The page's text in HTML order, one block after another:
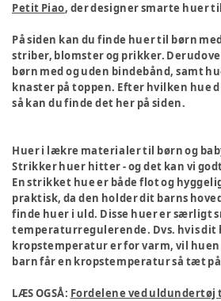
Petit Piao, der designer smarte huer
På siden kan du finde huer til børn
striber, blomster og prikker.
børn med og uden bindebånd, samt
knaster på toppen. Efter hvilken hue
så kan du finde det her på siden.
Huer i lækre materialer til børn og
Strikker huer hitter - og det kan vi
En strikket hue er både flot og
praktisk, da den holder dit barns
finde huer i uld. Disse huer er særligt
temperaturregulerende. Dvs. hvis dit
kropstemperatur er for varm, vil huen
barn får en kropstemperatur så tæt
LÆS OGSÅ: Fordelene ved uldundertøj